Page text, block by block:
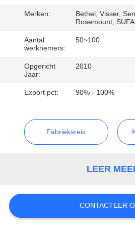
ONS
NIEUWS
VRAAG
OFFERTE
PRIVACYBELEID
Merken:
Bethel, Visser,
Rosemount,
Aantal
werknemers:
50~100
Opgericht
Jaar:
2010
Export pct: 90% - 100%
Fabrieksreis
LEER
CONTACTEER